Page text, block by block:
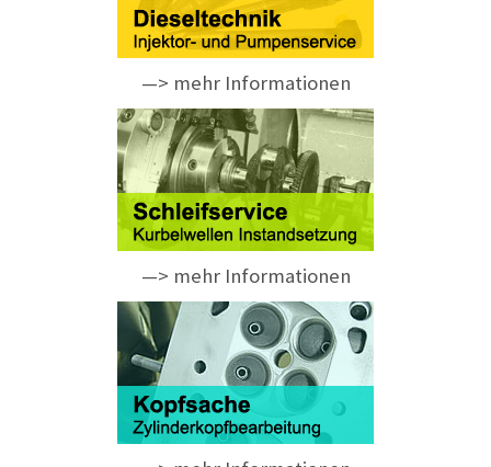
—> mehr Informationen
—> mehr Informationen